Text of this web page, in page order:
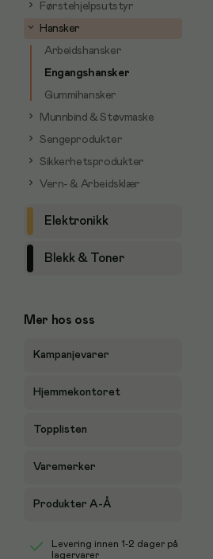
Førstehjelpsutstyr
Hansker
Arbeidshansker
Engangshansker
Gummihansker
Munnbind & Støvmaske
Sengeprodukter
Sikkerhetsprodukter
Vern- & Arbeidsklær
Elektronikk
Blekk & Toner
Mer hos oss
Kampanjevarer
Hjemmekontoret
Topplisten
Varemerker
Produkter A-Å
Levering innen 1-2 dager på
lagervarer